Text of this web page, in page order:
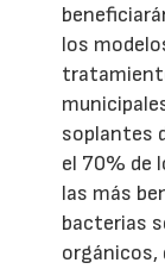
los
soplantes
el 70% de
las más
bacterias
orgánicos,